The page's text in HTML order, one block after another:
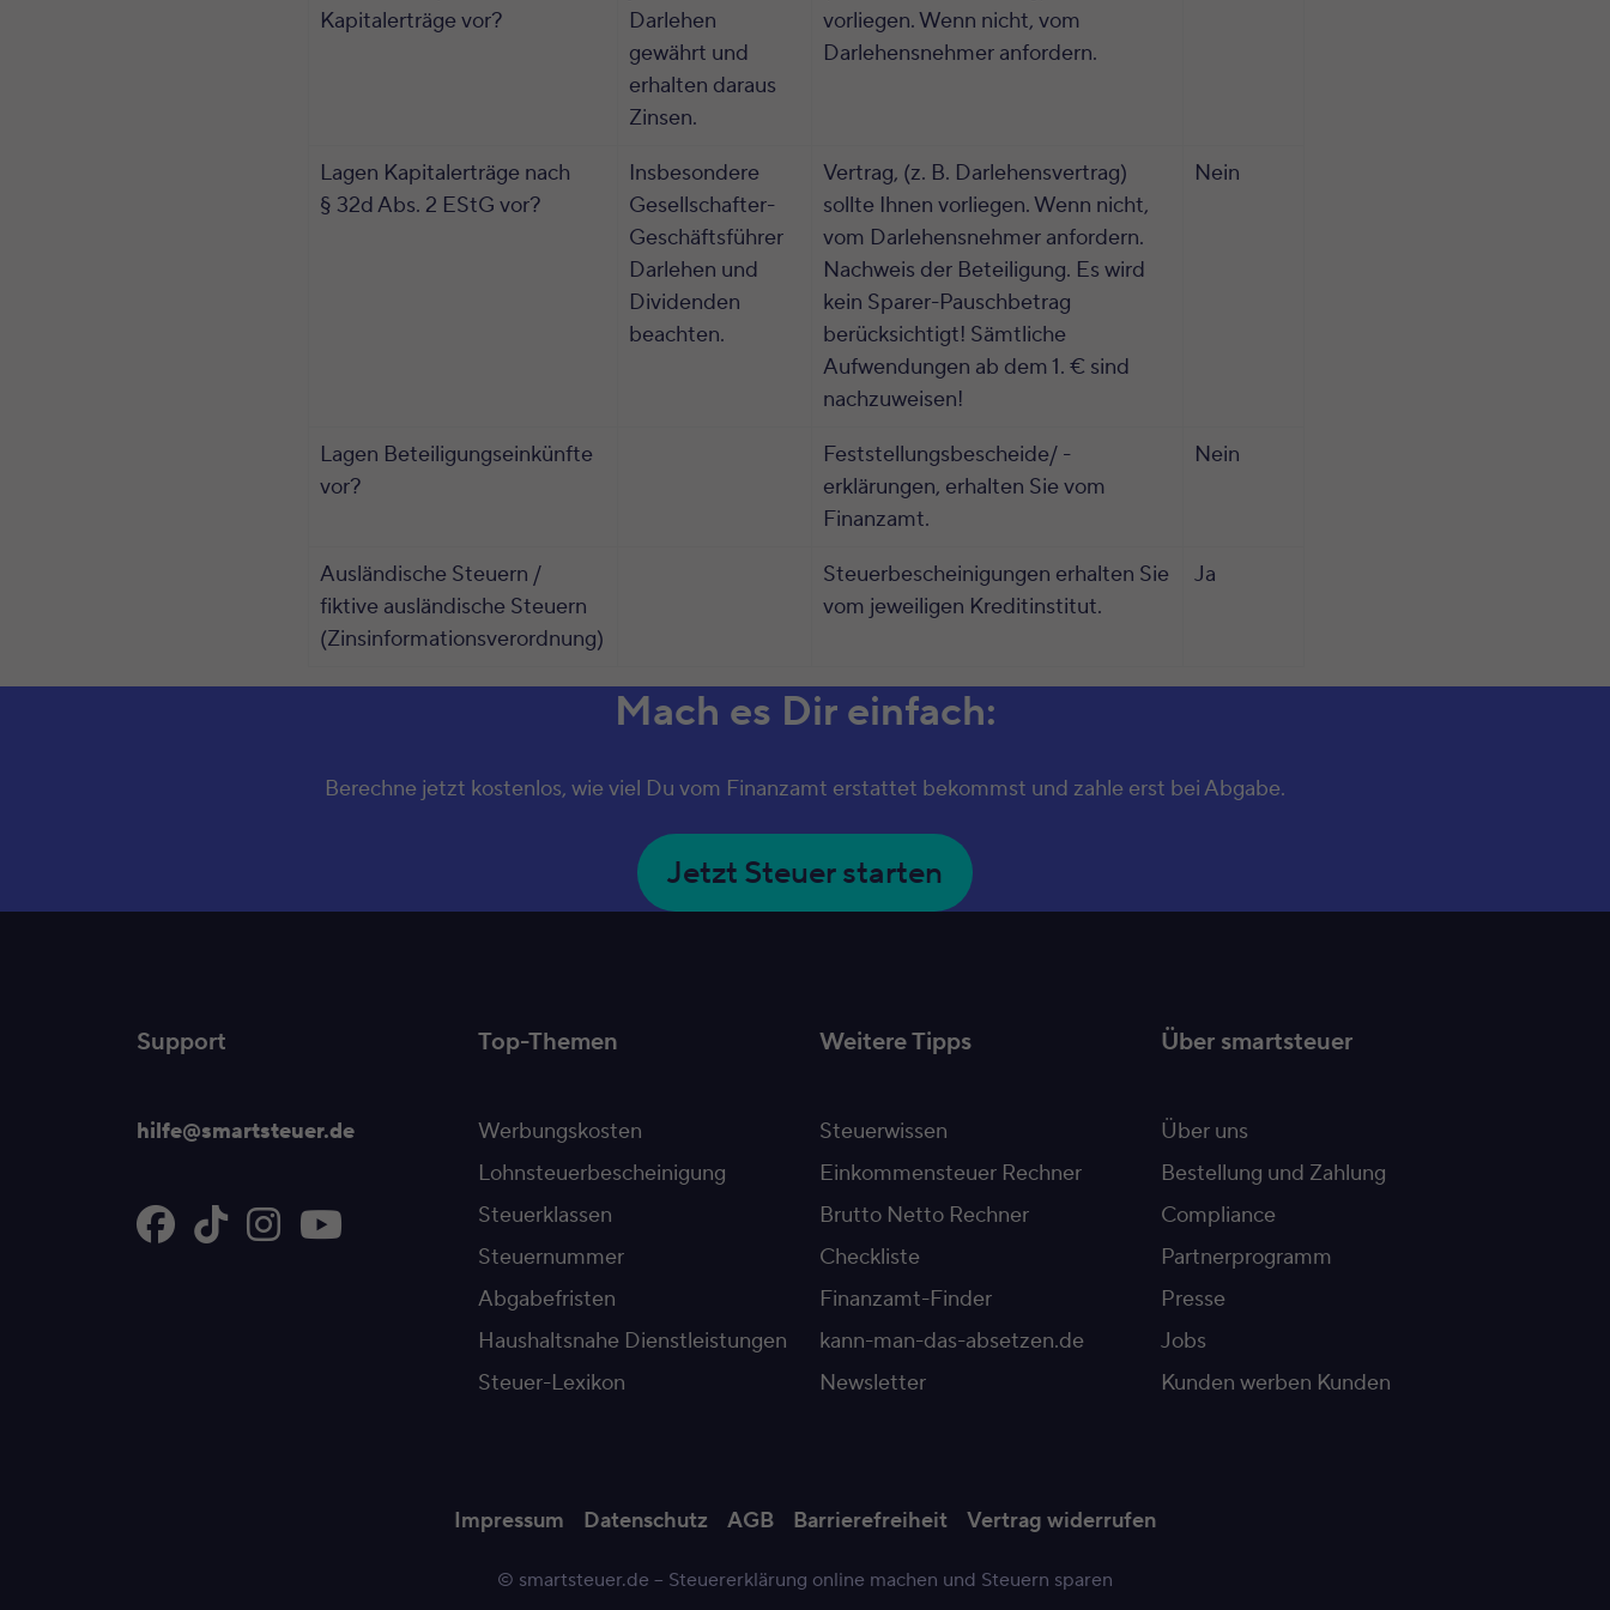
Kapitalerträge vor?
Darlehen
gewährt und
erhalten daraus
Zinsen.
vorliegen. Wenn nicht, vom
Darlehensnehmer anfordern.
Lagen Kapitalerträge nach
§ 32d Abs. 2 EStG vor?
Insbesondere
Gesellschafter-
Geschäftsführer
Darlehen und
Dividenden
beachten.
Vertrag, (z. B. Darlehensvertrag)
sollte Ihnen vorliegen. Wenn nicht,
vom Darlehensnehmer anfordern.
Nachweis der Beteiligung. Es wird
kein Sparer-Pauschbetrag
berücksichtigt! Sämtliche
Aufwendungen ab dem 1. € sind
nachzuweisen!
Nein
Lagen Beteiligungseinkünfte
vor?
Feststellungsbescheide/ -
erklärungen, erhalten Sie vom
Finanzamt.
Nein
Ausländische Steuern /
fiktive ausländische Steuern
(Zinsinformationsverordnung)
Steuerbescheinigungen erhalten Sie
vom jeweiligen Kreditinstitut.
Ja
Mach es Dir einfach:
Berechne jetzt kostenlos, wie viel Du vom Finanzamt erstattet bekommst und zahle erst bei Abgabe.
Jetzt Steuer starten
Support
hilfe@smartsteuer.de
Top-Themen
Werbungskosten
Lohnsteuerbescheinigung
Steuerklassen
Steuernummer
Abgabefristen
Haushaltsnahe Dienstleistungen
Steuer-Lexikon
Weitere Tipps
Steuerwissen
Einkommensteuer Rechner
Brutto Netto Rechner
Checkliste
Finanzamt-Finder
kann-man-das-absetzen.de
Newsletter
Über smartsteuer
Über uns
Bestellung und Zahlung
Compliance
Partnerprogramm
Presse
Jobs
Kunden werben Kunden
Impressum Datenschutz AGB Barrierefreiheit Vertrag widerrufen
© smartsteuer.de – Steuererklärung online machen und Steuern sparen